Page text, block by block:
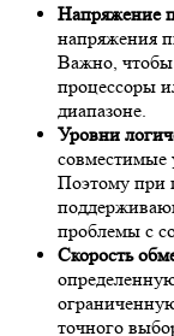
Напряжение
напряжения
Важно, чтобы
процессоры
диапазоне.
Уровни
совместимые
Поэтому при
проблемы с
Скорость
точного